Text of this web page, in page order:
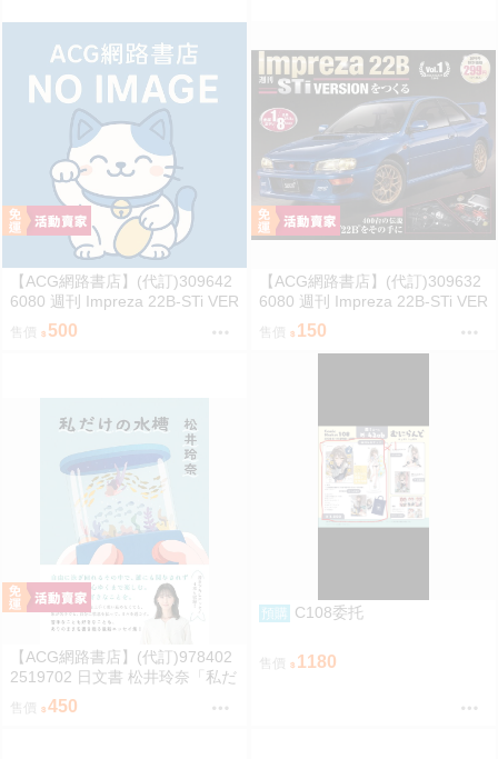
【ACG網路書店】(代訂)309642
6080 週刊 Impreza 22B-STi VER
SION をつくる (2)
500
【ACG網路書店】(代訂)309632
6080 週刊 Impreza 22B-STi VER
SION をつくる (1) 創刊號
150
【ACG網路書店】(代訂)978402
2519702 日文書 松井玲奈「私だ
けの水槽」
售價 450
預購 C108委托
售價 1180